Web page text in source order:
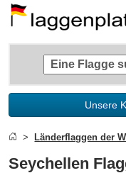
Unsere
Länderflaggen der
Seychellen